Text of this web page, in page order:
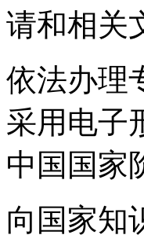
请和相关
依法办理
采用电子
中国国家
向国家知